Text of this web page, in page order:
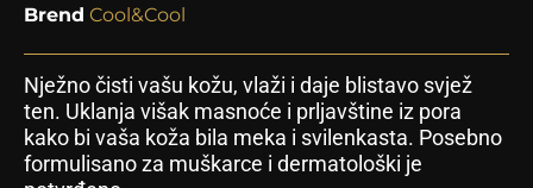
Brend Cool&Cool
Nježno čisti vašu kožu, vlaži i daje blistavo svjež
ten. Uklanja višak masnoće i prljavštine iz pora
kako bi vaša koža bila meka i svilenkasta. Posebno
formulisano za muškarce i dermatološki je